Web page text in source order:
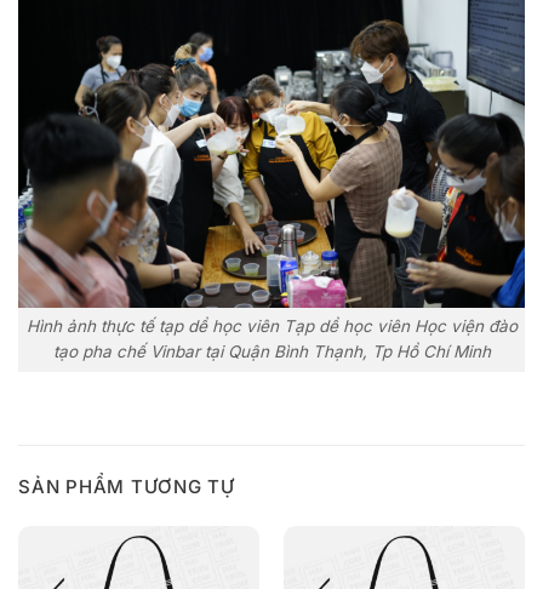
Hình ảnh thực tế tạp dề học viên Tạp dề học viên Học viện đào
tạo pha chế Vinbar tại Quận Bình Thạnh, Tp Hồ Chí Minh
SẢN PHẨM TƯƠNG TỰ